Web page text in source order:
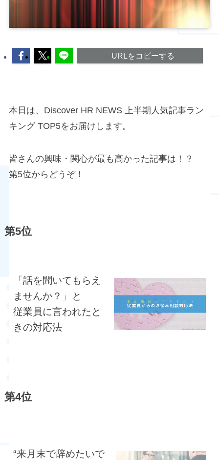
URLをコピーする
本日は、Discover HR NEWS 上半期人気記事ラン
キング TOP5をお届けします。
皆さんの興味・関心が最も高かった記事は！？
第5位からどうぞ！
第5位
「話を聞いてもらえ
ませんか？」と
従業員に言われたと
きの対応法
第4位
“来月末で辞めたいで